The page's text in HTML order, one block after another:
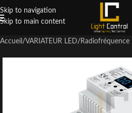
Skip to navigation
Skip to main content
Accueil /VARIATEUR LED/ Radiofréquence